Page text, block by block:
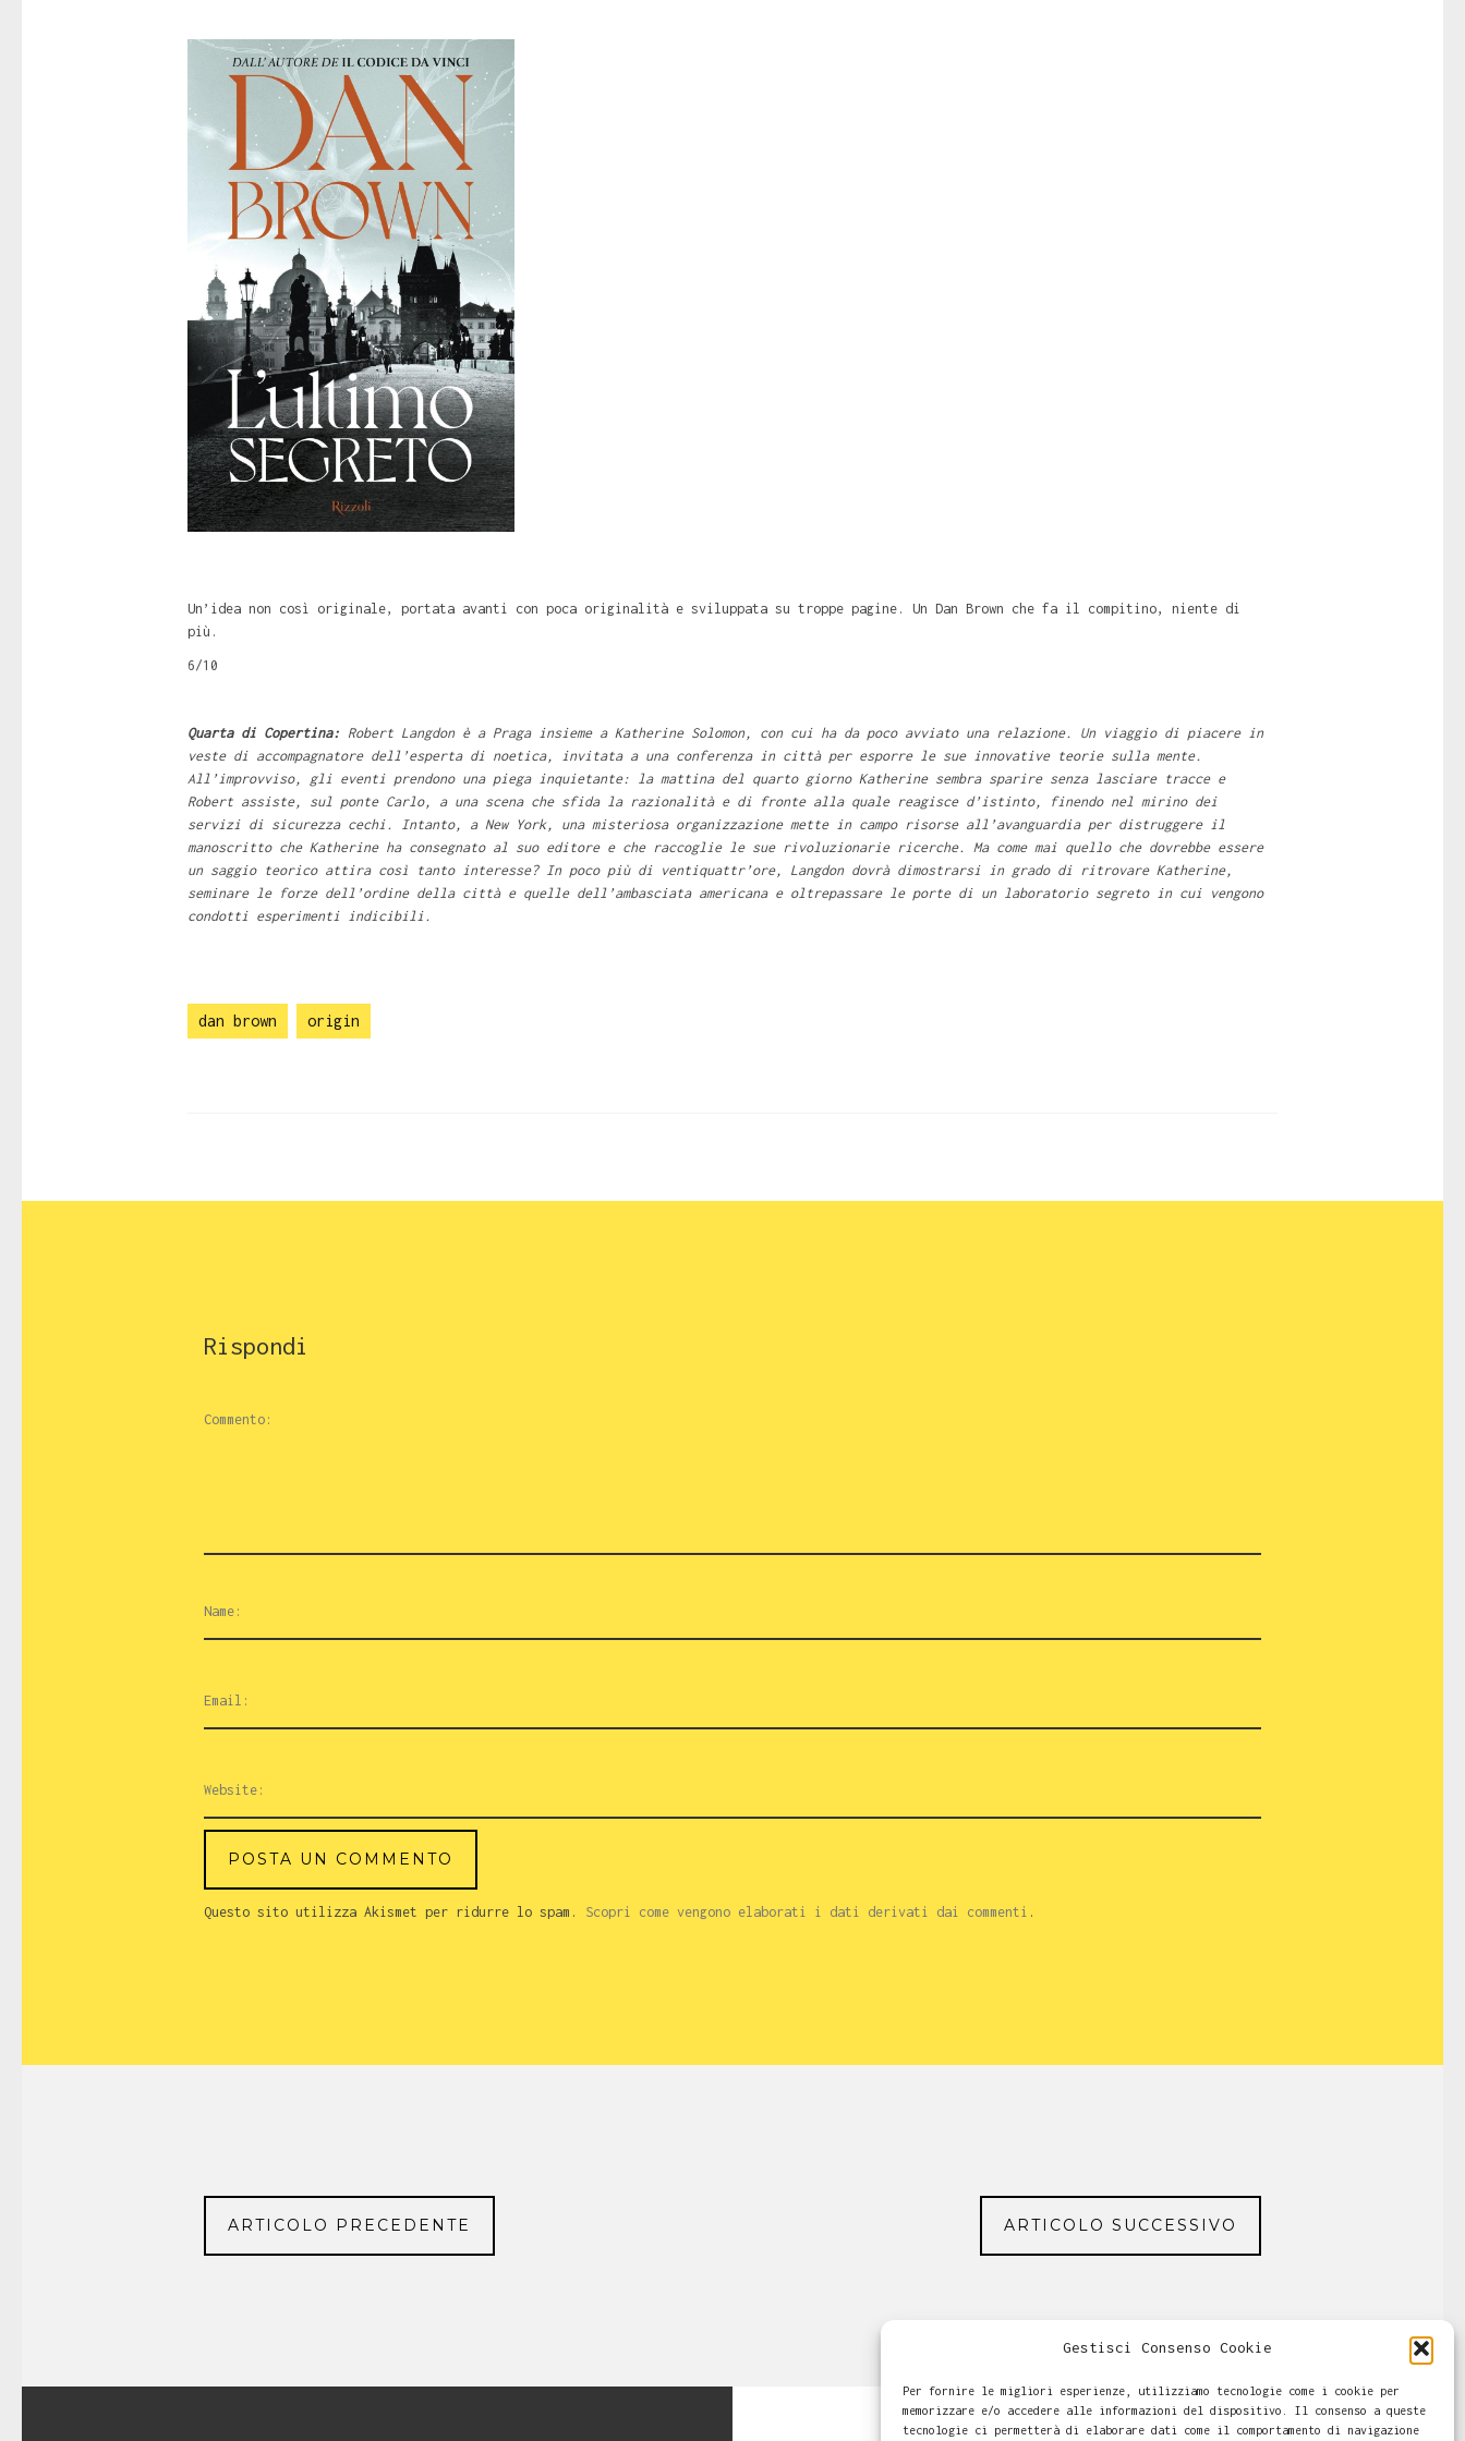
Gestisci Consenso Cookie
Per fornire le migliori esperienze, utilizziamo tecnologie come i cookie per
memorizzare e/o accedere alle informazioni del dispositivo. Il consenso a queste
tecnologie ci permetterà di elaborare dati come il comportamento di navigazione
Un’idea non così originale, portata avanti con poca originalità e sviluppata su troppe pagine. Un Dan Brown che fa il compitino, niente di
più.
6/10
Quarta di Copertina: Robert Langdon è a Praga insieme a Katherine Solomon, con cui ha da poco avviato una relazione. Un viaggio di piacere in
veste di accompagnatore dell’esperta di noetica, invitata a una conferenza in città per esporre le sue innovative teorie sulla mente.
All’improvviso, gli eventi prendono una piega inquietante: la mattina del quarto giorno Katherine sembra sparire senza lasciare tracce e
Robert assiste, sul ponte Carlo, a una scena che sfida la razionalità e di fronte alla quale reagisce d’istinto, finendo nel mirino dei
servizi di sicurezza cechi. Intanto, a New York, una misteriosa organizzazione mette in campo risorse all’avanguardia per distruggere il
manoscritto che Katherine ha consegnato al suo editore e che raccoglie le sue rivoluzionarie ricerche. Ma come mai quello che dovrebbe essere
un saggio teorico attira così tanto interesse? In poco più di ventiquattr’ore, Langdon dovrà dimostrarsi in grado di ritrovare Katherine,
seminare le forze dell’ordine della città e quelle dell’ambasciata americana e oltrepassare le porte di un laboratorio segreto in cui vengono
condotti esperimenti indicibili.
dan brown origin
Rispondi
Questo sito utilizza Akismet per ridurre lo spam. Scopri come vengono elaborati i dati derivati dai commenti .
ARTICOLO PRECEDENTE ARTICOLO SUCCESSIVO